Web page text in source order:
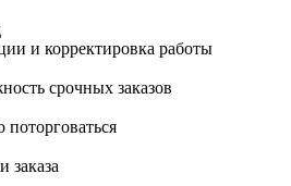
и корректировка работы
срочных заказов
заказа